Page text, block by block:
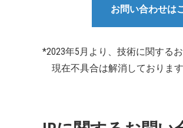
お問い合わせは
*2023年5月より、技術に関する
現在不具合は解消しておりま